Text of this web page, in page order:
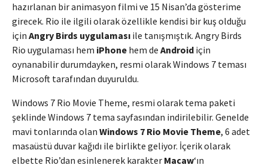
hazırlanan bir animasyon filmi ve 15 Nisan’da gösterime
girecek. Rio ile ilgili olarak özellikle kendisi bir kuş olduğu
için Angry Birds uygulaması ile tanışmıştık. Angry Birds
Rio uygulaması hem iPhone hem de Android için
oynanabilir durumdayken, resmi olarak Windows 7 teması
Microsoft tarafından duyuruldu.
Windows 7 Rio Movie Theme, resmi olarak tema paketi
şeklinde Windows 7 tema sayfasından indirilebilir. Genelde
mavi tonlarında olan Windows 7 Rio Movie Theme, 6 adet
masaüstü duvar kağıdı ile birlikte geliyor. İçerik olarak
elbette Rio’dan esinlenerek karakter Macaw‘ın